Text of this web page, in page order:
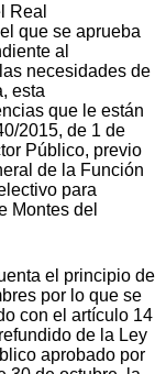
Real
que se aprueba
al
necesidades de
esta
que le están
2015, de 1 de
Público, previo
de la Función
para
Montes del
el principio de
por lo que se
con el artículo 14
de la Ley
aprobado por